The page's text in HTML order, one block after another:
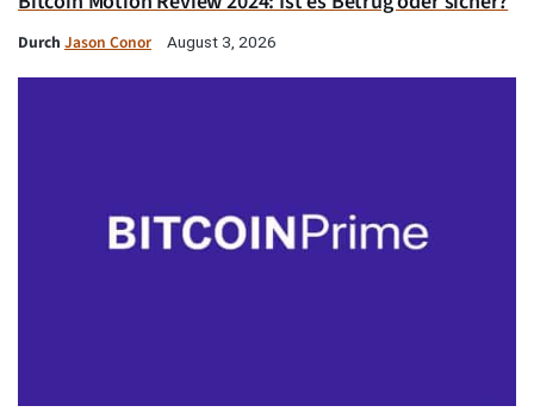
Durch Jason Conor August 3, 2026